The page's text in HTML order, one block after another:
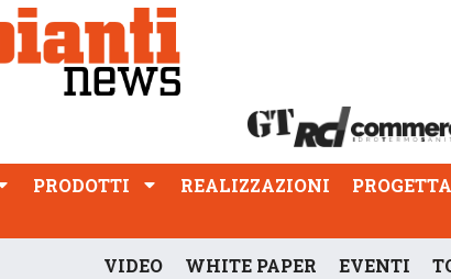
PRODOTTI REALIZZAZIONI
PRODOTTI REALIZZAZIONI
VIDEO WHITE PAPER EVENTI